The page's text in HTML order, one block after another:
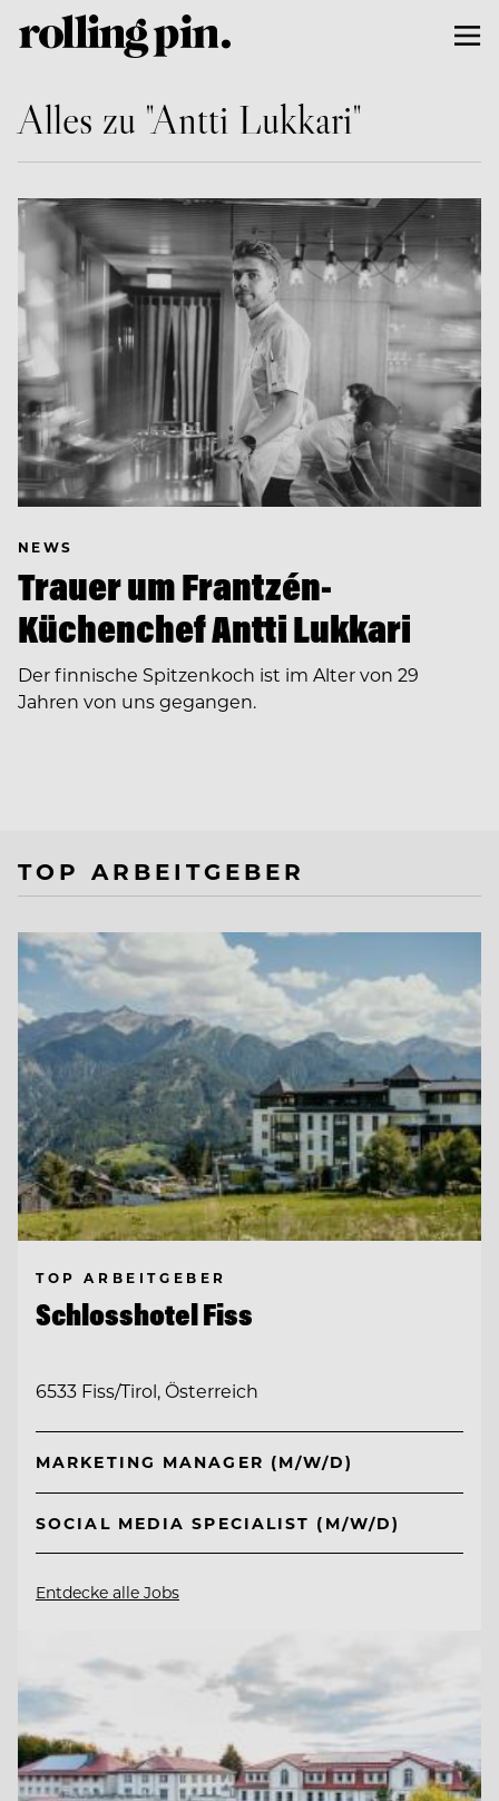
Alles zu "Antti Lukkari"
NEWS
Trauer um Frantzén-
Küchenchef Antti Lukkari
Der finnische Spitzenkoch ist im Alter von 29
Jahren von uns gegangen.
TOP ARBEITGEBER
TOP ARBEITGEBER
Schlosshotel Fiss
6533 Fiss/Tirol, Österreich
MARKETING MANAGER (M/W/D)
SOCIAL MEDIA SPECIALIST (M/W/D)
Entdecke alle Jobs